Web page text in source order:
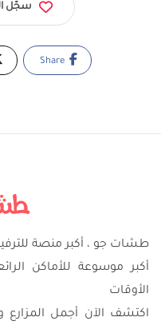
سجّل
طشات جو ، أكبر منصة
أكبر موسوعة للأماكن
الأوقات
اكتشف الآن أجمل المزارع